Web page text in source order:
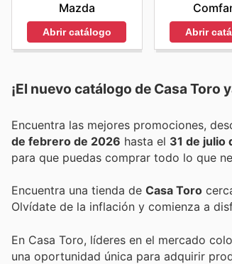
Mazda
Abrir catálogo Abrir
¡El nuevo catálogo de Casa Toro
de febrero de 2026 hasta el 31 de julio
para que puedas comprar todo lo que
Encuentra una tienda de Casa Toro
Olvídate de la inflación y comienza a
En Casa Toro, líderes en el mercado
una oportunidad única para adquirir